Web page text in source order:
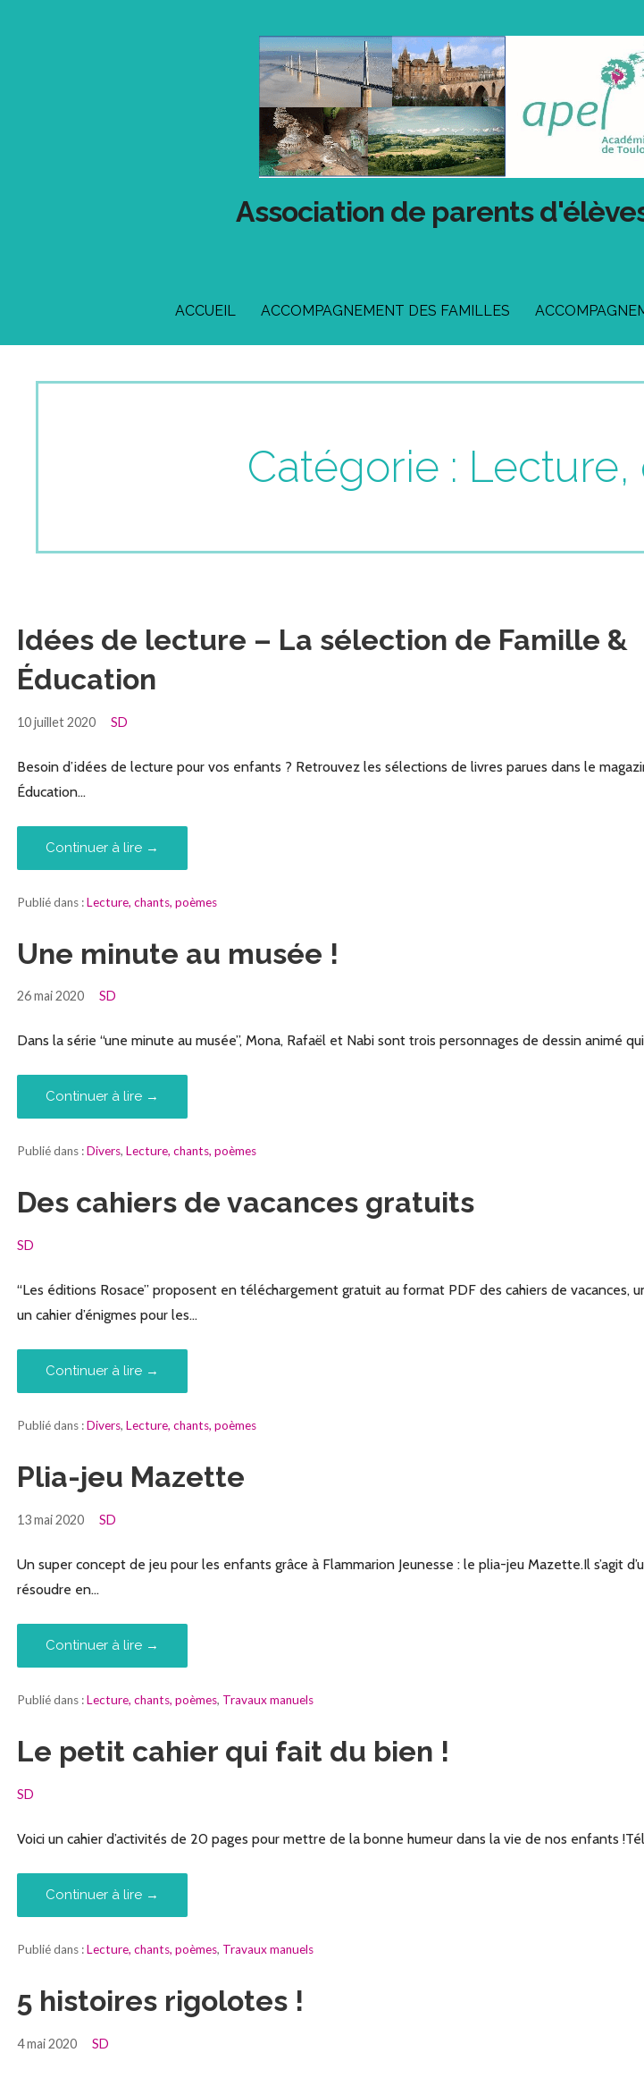
Association de parents
ACCUEIL ACCOMPAGNEMENT DES FAMILLES
Catégorie :
Idées de lecture – La sélection de Famille &
Éducation
10 juillet 2020 SD
Besoin d’idées de lecture pour vos enfants ? Retrouvez les sélections de livres parues dans le
Éducation…
Continuer à lire →
Publié dans :Lecture, chants, poèmes
Une minute au musée !
26 mai 2020 SD
Dans la série “une minute au musée”, Mona, Rafaël et Nabi sont trois personnages de dessin animé
Continuer à lire →
Publié dans :Divers, Lecture, chants, poèmes
Des cahiers de vacances gratuits
SD
“Les éditions Rosace” proposent en téléchargement gratuit au format PDF des cahiers de vacances,
un cahier d’énigmes pour les…
Continuer à lire →
Publié dans :Divers, Lecture, chants, poèmes
Plia-jeu Mazette
13 mai 2020 SD
Un super concept de jeu pour les enfants grâce à Flammarion Jeunesse : le plia-jeu Mazette.Il s’agit
résoudre en…
Continuer à lire →
Publié dans :Lecture, chants, poèmes, Travaux manuels
Le petit cahier qui fait du bien !
SD
Voici un cahier d’activités de 20 pages pour mettre de la bonne humeur dans la vie de nos enfants
Continuer à lire →
Publié dans :Lecture, chants, poèmes, Travaux manuels
5 histoires rigolotes !
4 mai 2020 SD